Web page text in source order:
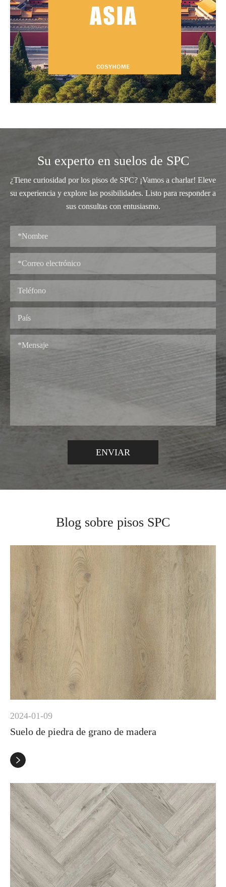
Su experto en suelos de SPC
¿Tiene curiosidad por los pisos de SPC? ¡Vamos a charlar! Eleve
su experiencia y explore las posibilidades. Listo para responder a
sus consultas con entusiasmo.
Blog sobre pisos SPC
2024-01-09
Suelo de piedra de grano de madera
